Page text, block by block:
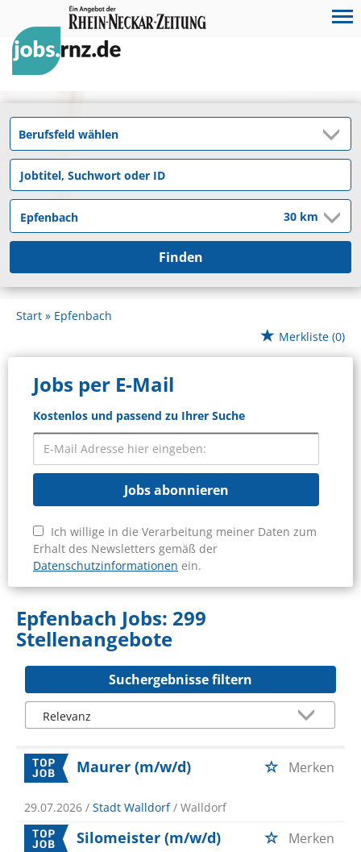
Finden
Start
Epfenbach
Merkliste (0)
Jobs per E-Mail
Kostenlos und passend zu Ihrer Suche
Jobs abonnieren
Ich willige in die Verarbeitung meiner Daten zum
Erhalt des Newsletters gemäß der
Datenschutzinformationen ein.
Epfenbach Jobs: 299
Stellenangebote
Suchergebnisse filtern
Maurer (m/w/d) Merken
29.07.2026 / Stadt Walldorf / Walldorf
Silomeister (m/w/d) Merken